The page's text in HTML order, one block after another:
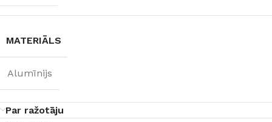
MATERIĀLS
Alumīnijs
Par ražotāju